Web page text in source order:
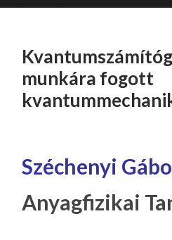
TARTALOMHOZ
munkára fogott
Széchenyi
Anyagfizikai